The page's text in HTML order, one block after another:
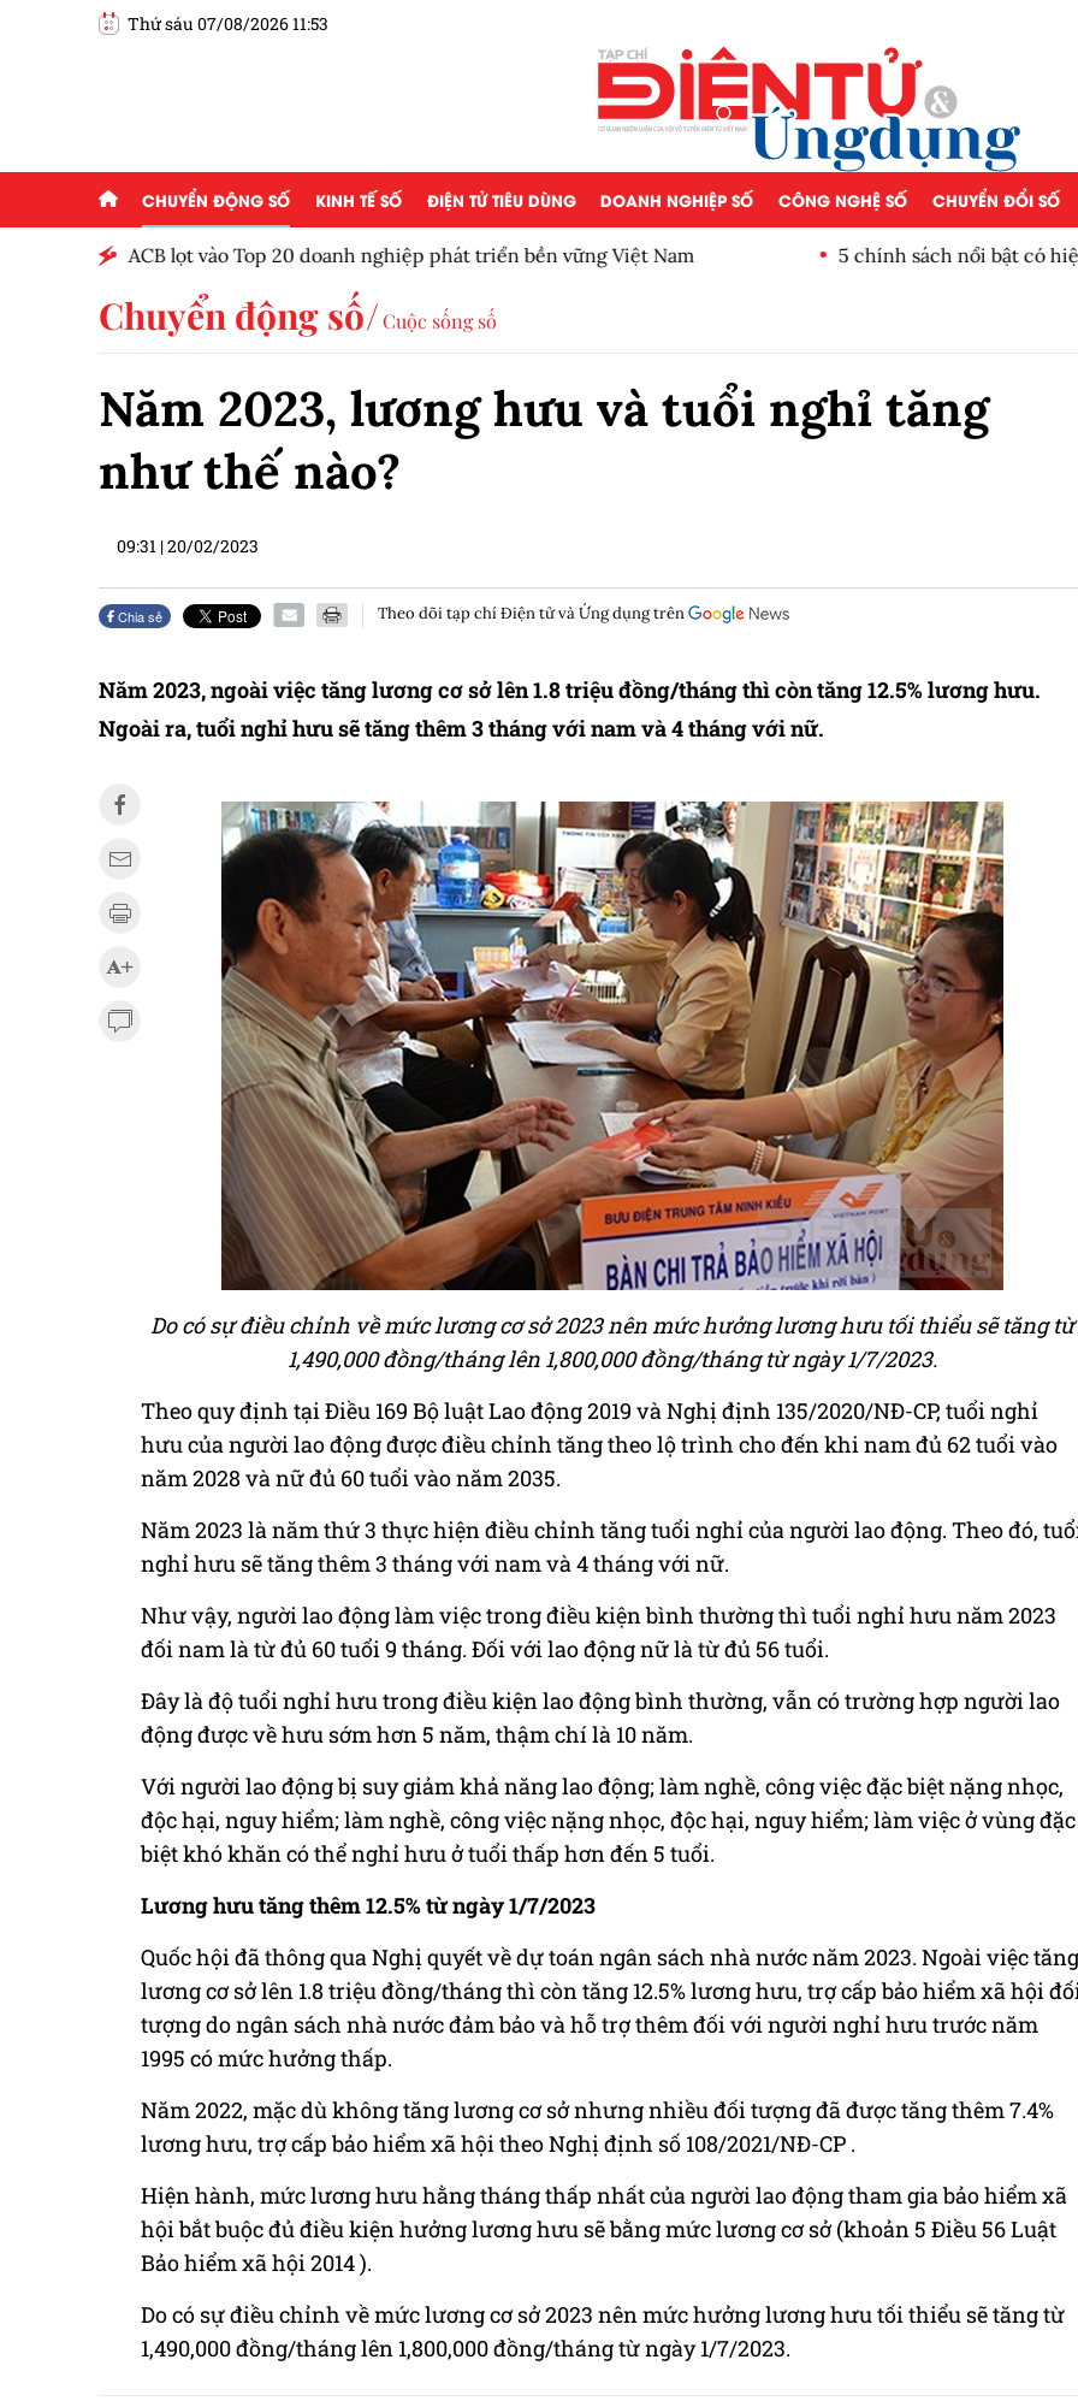
Thứ sáu 07/08/2026 11:53
CHUYỂN ĐỘNG SỐ KINH TẾ SỐ ĐIỆN TỬ TIÊU DÙNG DOANH NGHIỆP SỐ CÔNG NGHỆ SỐ CHUYỂN ĐỔI SỐ
ACB lọt vào Top 20 doanh nghiệp phát triển bền vững Việt Nam 5 chính sách nổi bật có
Chuyển động số Cuộc sống số
Năm 2023, lương hưu và tuổi nghỉ tăng
như thế nào?
09:31 |20/02/2023
Chia sẻ Theo dõi tạp chí Điện tử và Ứng dụng trên
Năm 2023, ngoài việc tăng lương cơ sở lên 1.8 triệu đồng/tháng thì còn tăng 12.5% lương hưu.
Ngoài ra, tuổi nghỉ hưu sẽ tăng thêm 3 tháng với nam và 4 tháng với nữ.
Do có sự điều chỉnh về mức lương cơ sở 2023 nên mức hưởng lương hưu tối thiểu sẽ tăng từ
1,490,000 đồng/tháng lên 1,800,000 đồng/tháng từ ngày 1/7/2023.
Theo quy định tại Điều 169 Bộ luật Lao động 2019 và Nghị định 135/2020/NĐ-CP, tuổi nghỉ
hưu của người lao động được điều chỉnh tăng theo lộ trình cho đến khi nam đủ 62 tuổi vào
năm 2028 và nữ đủ 60 tuổi vào năm 2035.
Năm 2023 là năm thứ 3 thực hiện điều chỉnh tăng tuổi nghỉ của người lao động. Theo đó,
nghỉ hưu sẽ tăng thêm 3 tháng với nam và 4 tháng với nữ.
Như vậy, người lao động làm việc trong điều kiện bình thường thì tuổi nghỉ hưu năm 2023
đối nam là từ đủ 60 tuổi 9 tháng. Đối với lao động nữ là từ đủ 56 tuổi.
Đây là độ tuổi nghỉ hưu trong điều kiện lao động bình thường, vẫn có trường hợp người lao
động được về hưu sớm hơn 5 năm, thậm chí là 10 năm.
Với người lao động bị suy giảm khả năng lao động; làm nghề, công việc đặc biệt nặng nhọc,
độc hại, nguy hiểm; làm nghề, công việc nặng nhọc, độc hại, nguy hiểm; làm việc ở vùng đặc
biệt khó khăn có thể nghỉ hưu ở tuổi thấp hơn đến 5 tuổi.
Lương hưu tăng thêm 12.5% từ ngày 1/7/2023
Quốc hội đã thông qua Nghị quyết về dự toán ngân sách nhà nước năm 2023. Ngoài việc tăng
lương cơ sở lên 1.8 triệu đồng/tháng thì còn tăng 12.5% lương hưu, trợ cấp bảo hiểm xã hội
tượng do ngân sách nhà nước đảm bảo và hỗ trợ thêm đối với người nghỉ hưu trước năm
1995 có mức hưởng thấp.
Năm 2022, mặc dù không tăng lương cơ sở nhưng nhiều đối tượng đã được tăng thêm 7.4%
lương hưu, trợ cấp bảo hiểm xã hội theo Nghị định số 108/2021/NĐ-CP .
Hiện hành, mức lương hưu hằng tháng thấp nhất của người lao động tham gia bảo hiểm xã
hội bắt buộc đủ điều kiện hưởng lương hưu sẽ bằng mức lương cơ sở (khoản 5 Điều 56 Luật
Bảo hiểm xã hội 2014 ).
Do có sự điều chỉnh về mức lương cơ sở 2023 nên mức hưởng lương hưu tối thiểu sẽ tăng từ
1,490,000 đồng/tháng lên 1,800,000 đồng/tháng từ ngày 1/7/2023.